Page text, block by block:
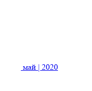
май | 2020